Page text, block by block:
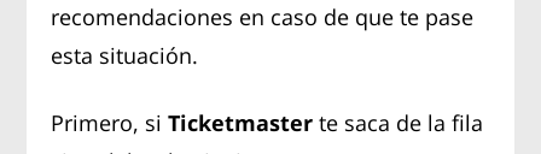
recomendaciones en caso de que te pase
esta situación.
Primero, siTicketmasterte saca de la fila